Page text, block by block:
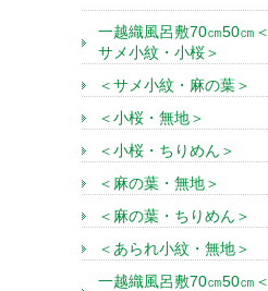
一越織風呂敷70㎝50㎝＜
サメ小紋・小桜＞
＜サメ小紋・麻の葉＞
＜小桜・無地＞
＜小桜・ちりめん＞
＜麻の葉・無地＞
＜麻の葉・ちりめん＞
＜あられ小紋・無地＞
一越織風呂敷70㎝50㎝＜